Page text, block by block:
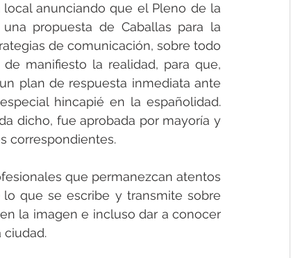
anunciando que el Pleno de la
propuesta de Caballas para la
de comunicación, sobre todo
manifiesto la realidad, para que,
plan de respuesta inmediata ante
hincapié en la españolidad.
dicho, fue aprobada por mayoría y
correspondientes.
que permanezcan atentos
que se escribe y transmite sobre
la imagen e incluso dar a conocer
ciudad.